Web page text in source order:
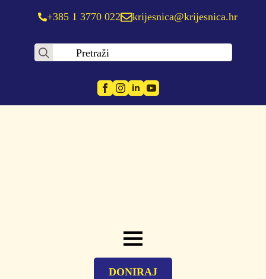
+385 1 3770 022 krijesnica@krijesnica.hr
Search
DONIRAJ